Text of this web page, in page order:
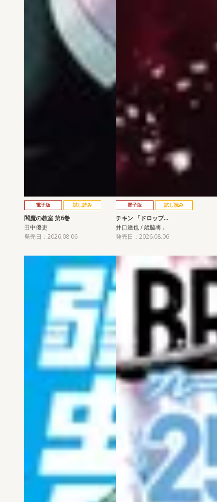
電子版 試し読み
閻魔の教室 第6巻
田中優吏
発売日：2026.08.06
電子版 試し読み
チキン 「ドロップ…
井口達也 / 歳脇将…
発売日：2026.08.06